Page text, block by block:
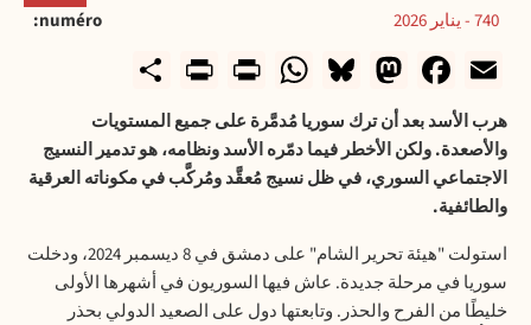
numéro
740 - يناير 2026
Email
Facebook
Mastodon
Bluesky
WhatsApp
Print
هرب الأسد بعد أن ترك سوريا مُدمَّرة على جميع المستويات
والأصعدة. ولكن الأخطر فيما دمّره الأسد ونظامه، هو تدمير النسيج
الاجتماعي السوري، في ظل نسيج مُعقَّد ومُركَّب في مكوناته العرقية
والطائفية.
استولت "هيئة تحرير الشام" على دمشق في 8 ديسمبر 2024، ودخلت
سوريا في مرحلة جديدة. عاش فيها السوريون في أشهرها الأولى
خليطًا من الفرح والحذر. وتابعتها دول على الصعيد الدولي بحذر